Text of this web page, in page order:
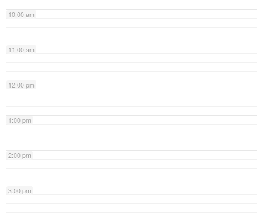
10:00 am
11:00 am
12:00 pm
1:00 pm
2:00 pm
3:00 pm